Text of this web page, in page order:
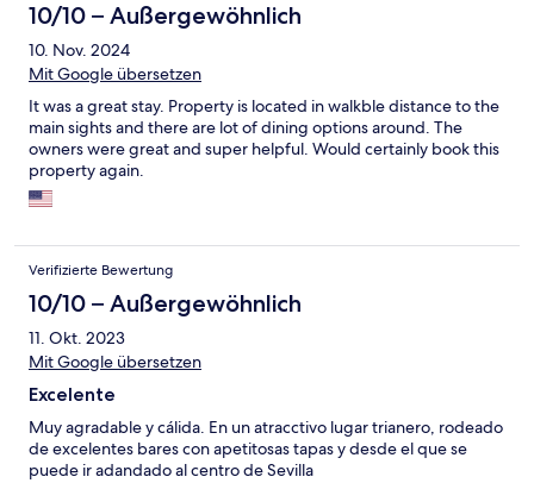
10/10 – Außergewöhnlich
10. Nov. 2024
Mit Google übersetzen
It was a great stay. Property is located in walkble distance to the
main sights and there are lot of dining options around. The
owners were great and super helpful. Would certainly book this
property again.
Verifizierte Bewertung
10/10 – Außergewöhnlich
11. Okt. 2023
Mit Google übersetzen
Excelente
Muy agradable y cálida. En un atracctivo lugar trianero, rodeado
de excelentes bares con apetitosas tapas y desde el que se
puede ir adandado al centro de Sevilla